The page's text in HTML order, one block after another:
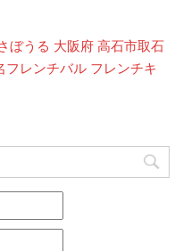
ぼうる 大阪府 高石市取石
レンチバル フレンチキ